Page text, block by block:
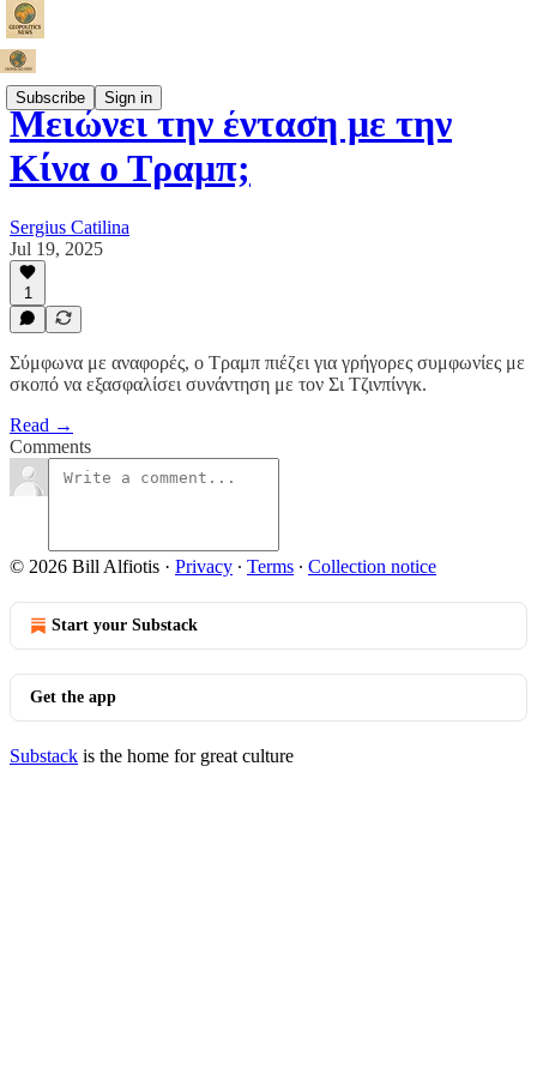
Subscribe Sign in
Μειώνει την ένταση με την
Κίνα ο Τραμπ;
Sergius Catilina
Jul 19, 2025
1
Σύμφωνα με αναφορές, ο Τραμπ πιέζει για γρήγορες συμφωνίες με
σκοπό να εξασφαλίσει συνάντηση με τον Σι Τζινπίνγκ.
Read →
Comments
© 2026 Bill Alfiotis · Privacy ∙ Terms ∙ Collection notice
Start your Substack
Get the app
Substack is the home for great culture